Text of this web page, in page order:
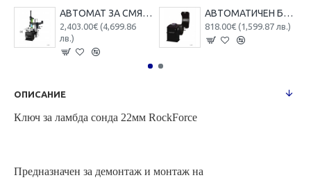
АВТОМАТ ЗА СМЯНА НА ГУМИ ЗА ДЖАНТИ С РАМО RockForce , U226
2,403.00€ (4,699.86
лв.)
АВТОМАТИЧЕН БАЛАНСЬОР НА ГУМИ ROCKFORCE RF-U-500
818.00€ (1,599.87 лв.)
ОПИСАНИЕ
Ключ за ламбда сонда 22мм RockForce
Предназначен за демонтаж и монтаж на